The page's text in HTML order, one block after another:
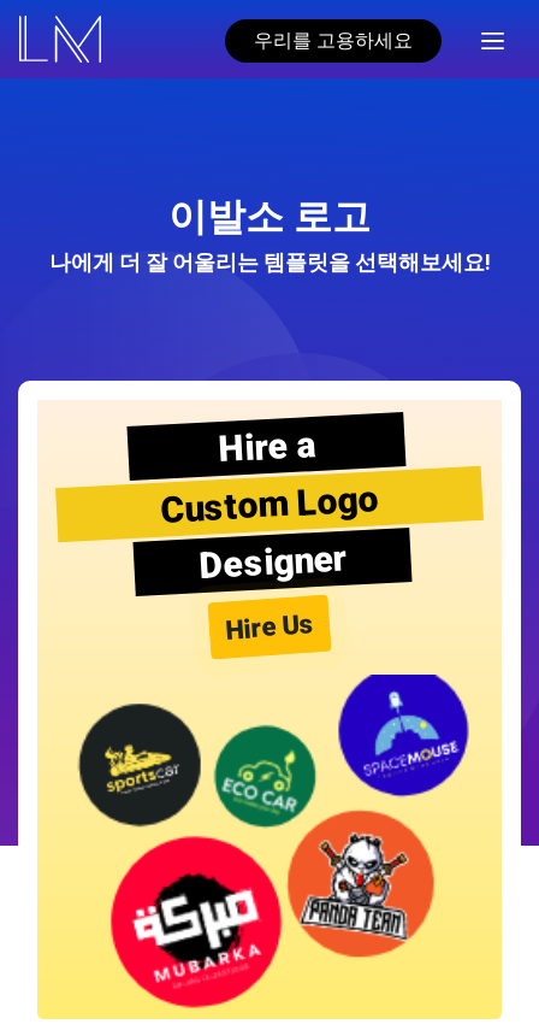
우리를 고용하세요
이발소 로고
나에게 더 잘 어울리는 템플릿을 선택해보세요!
Hire a
Custom Logo
Designer
Hire Us